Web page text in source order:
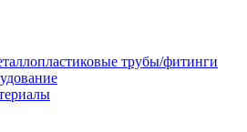
трубы/фитинги